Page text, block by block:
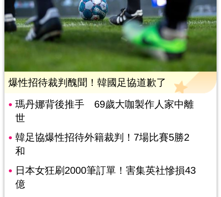
爆性招待裁判醜聞！韓國足協道歉了
瑪丹娜背後推手 69歲大咖製作人家中離
世
韓足協爆性招待外籍裁判！7場比賽5勝2
和
日本女狂刷2000筆訂單！害集英社慘損43
億